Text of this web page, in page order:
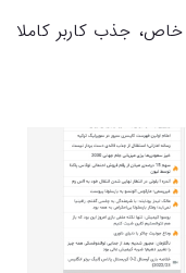
جذب کاربر کاملا